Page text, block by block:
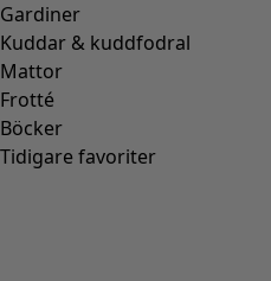
Gardiner
Kuddar & kuddfodral
Mattor
Frotté
Böcker
Tidigare favoriter